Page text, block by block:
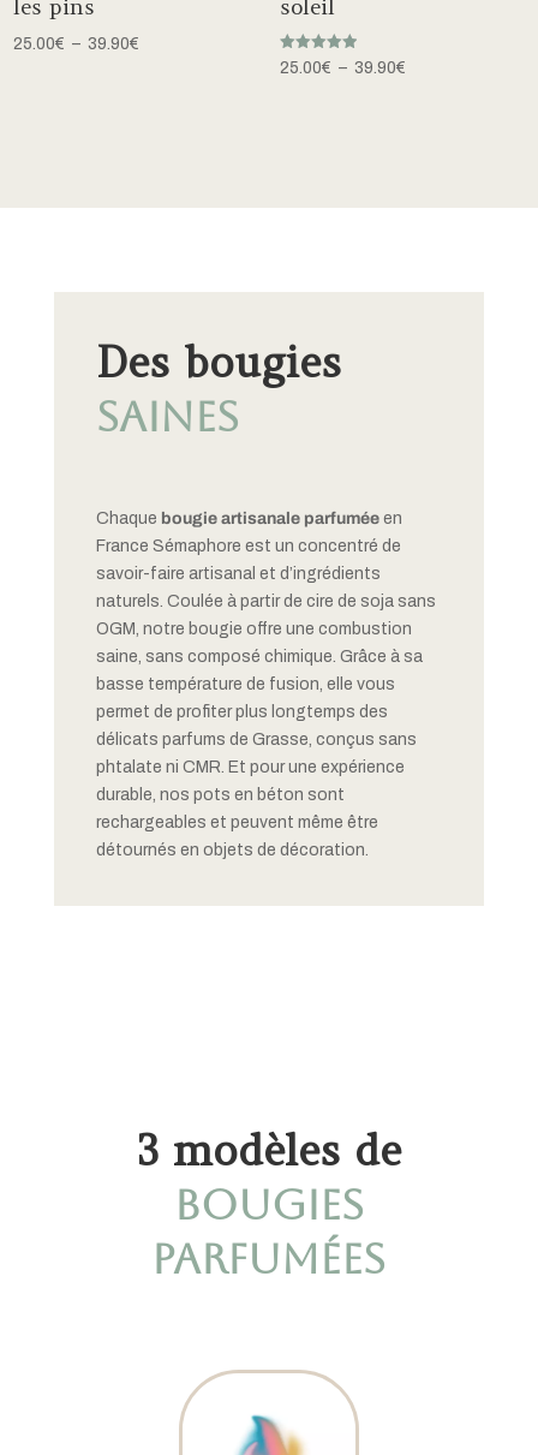
les pins
25.00€ – 39.90€
soleil
Note
5.00
25.00€ – 39.90€Plage
Des bougies
SAINES
Chaque bougie artisanale parfuméeen
France Sémaphore est un concentré de
savoir-faire artisanal et d’ingrédients
naturels. Coulée à partir de cire de soja sans
OGM, notre bougie offre une combustion
saine, sans composé chimique. Grâce à sa
basse température de fusion, elle vous
permet de profiter plus longtemps des
délicats parfums de Grasse, conçus sans
phtalate ni CMR. Et pour une expérience
durable, nos pots en béton sont
rechargeables et peuvent même être
détournés en objets de décoration.
3 modèles de
bougies
parfumées